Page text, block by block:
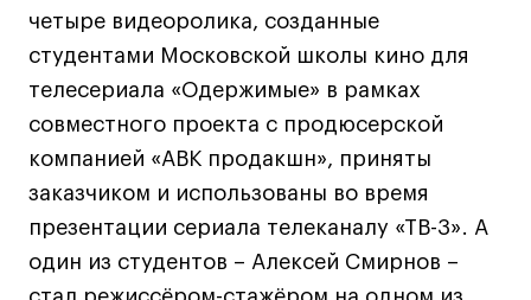
Дизайн интерьера
Дизайн одежды
Стайлинг
Современная живопись
UX/UI-дизайн
Маркетинг
Все программы
четыре видеоролика, созданные
студентами Московской школы кино для
телесериала «Одержимые» в рамках
совместного проекта с продюсерской
компанией «АВК продакшн», приняты
заказчиком и использованы во время
презентации сериала телеканалу «ТВ-3». А
один из студентов – Алексей Смирнов –